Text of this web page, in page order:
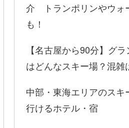
介 トランポリンやウォ
も！
【名古屋から90分】グ
はどんなスキー場？混雑
中部・東海エリアのスキ
行けるホテル・宿